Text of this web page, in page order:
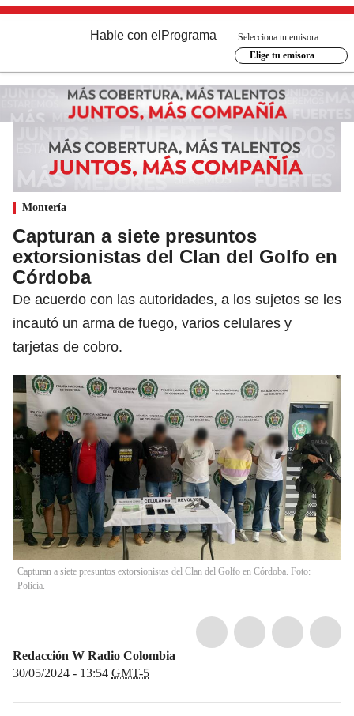
Hable con el Programa
Selecciona tu emisora
Elige tu emisora
Montería
Capturan a siete presuntos
extorsionistas del Clan del Golfo en
Córdoba
De acuerdo con las autoridades, a los sujetos se les
incautó un arma de fuego, varios celulares y
tarjetas de cobro.
Capturan a siete presuntos extorsionistas del Clan del Golfo en Córdoba. Foto:
Policía.
Redacción W Radio Colombia
30/05/2024 - 13:54 GMT-5